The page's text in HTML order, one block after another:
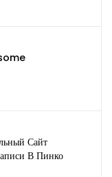
Сайт
В Пинко